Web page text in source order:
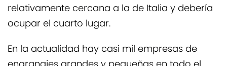
relativamente cercana a la de Italia y debería
ocupar el cuarto lugar.
En la actualidad hay casi mil empresas de